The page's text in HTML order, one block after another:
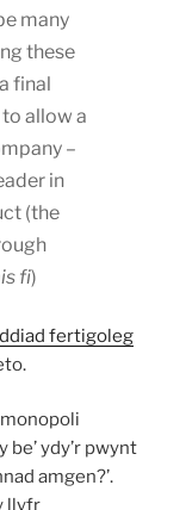
many
these
final
allow a
–
in
(the
fi)
fertigoleg
monopoli
ydy’r pwynt
amgen?’.
llyfr